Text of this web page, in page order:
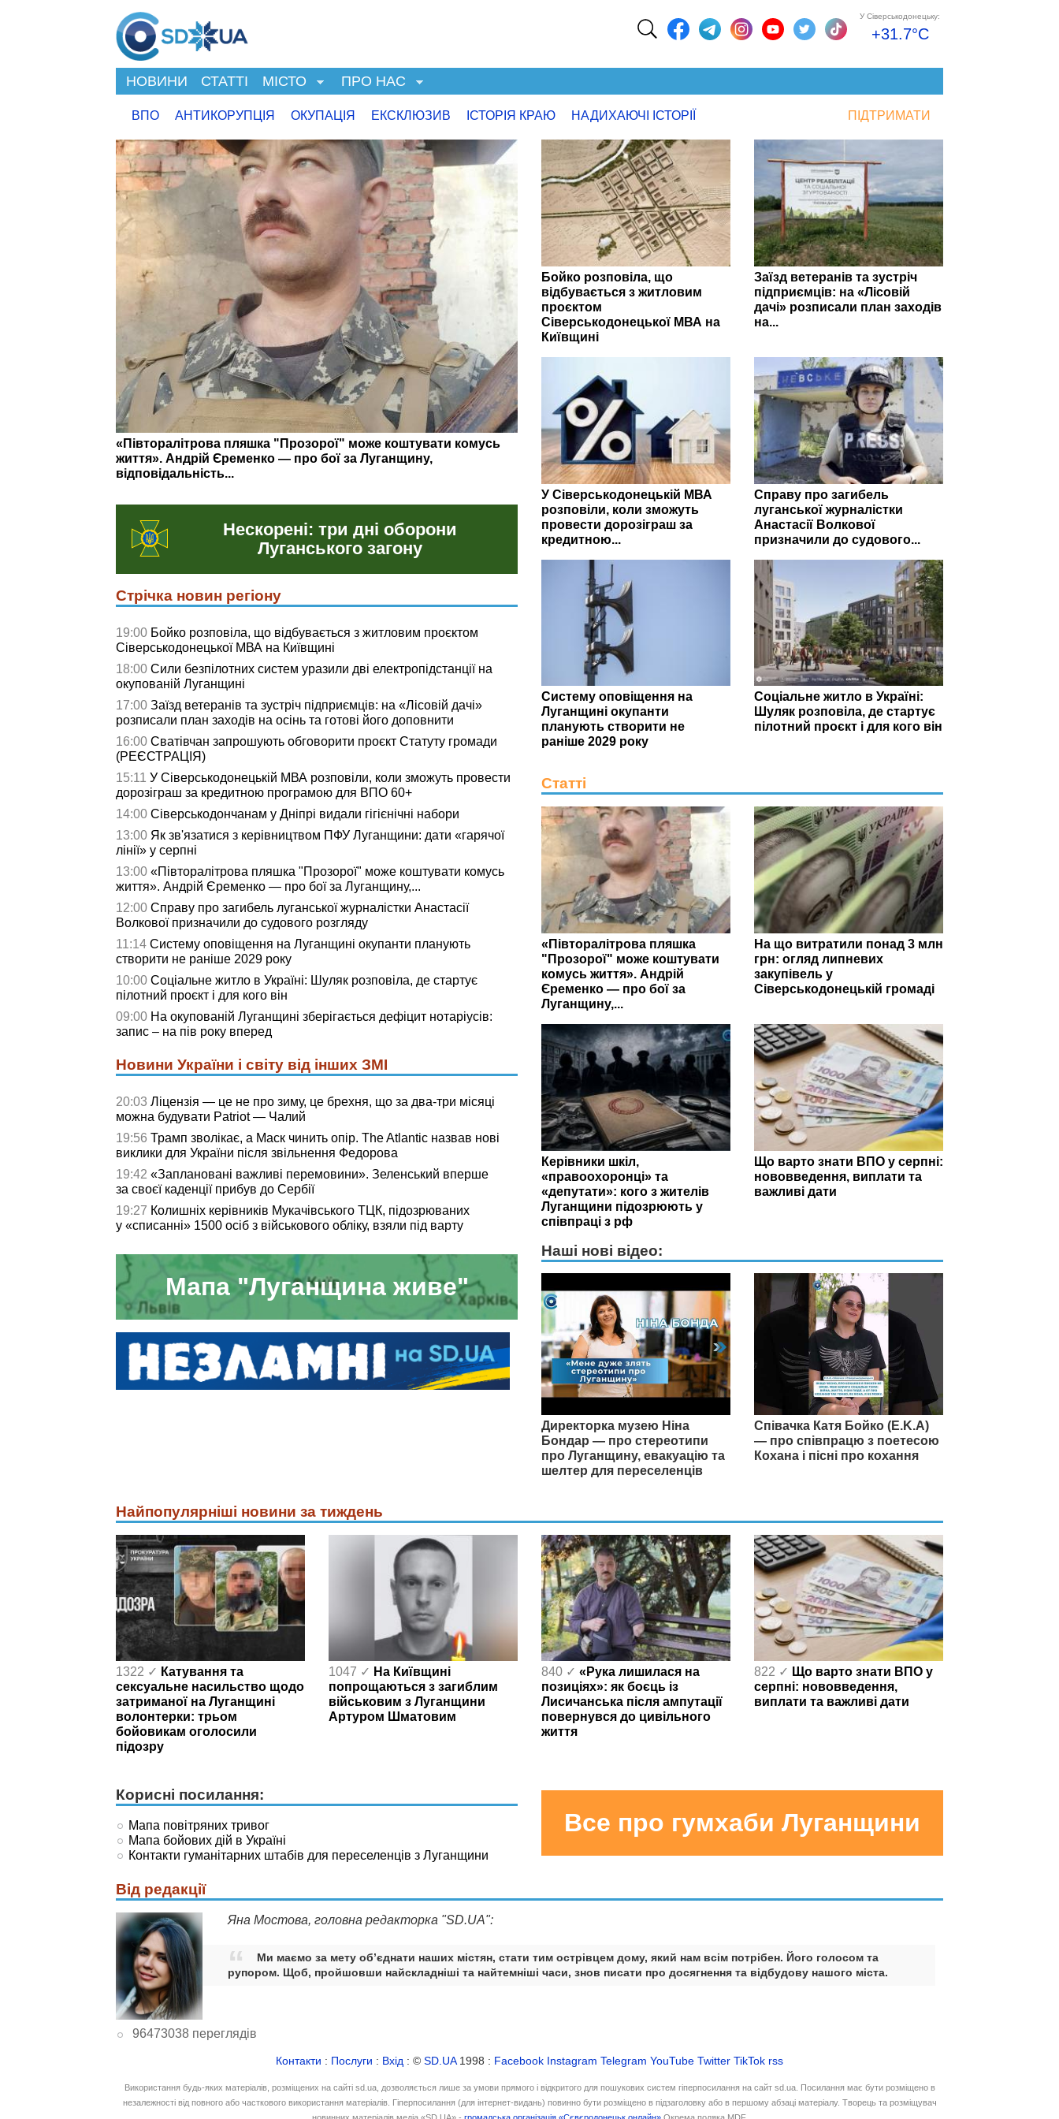
У Сіверськодонецьку:
+31.7°C
НОВИНИ СТАТТІ МІСТО ПРО НАС
ВПО АНТИКОРУПЦІЯ ОКУПАЦІЯ ЕКСКЛЮЗИВ ІСТОРІЯ КРАЮ НАДИХАЮЧІ ІСТОРІЇ ПІДТРИМАТИ
На що витратили понад 3 млн грн: огляд липневих закупівель
у Сіверськодонецькій громаді
Бойко розповіла, що
відбувається з житловим
проєктом
Сіверськодонецької МВА на
Київщині
Заїзд ветеранів та зустріч
підприємців: на «Лісовій
дачі» розписали план заходів
на...
У Сіверськодонецькій МВА
розповіли, коли зможуть
провести дорозіграш за
кредитною...
Справу про загибель
луганської журналістки
Анастасії Волкової
призначили до судового...
Систему оповіщення на
Луганщині окупанти
планують створити не
раніше 2029 року
Соціальне житло в Україні:
Шуляк розповіла, де стартує
пілотний проєкт і для кого він
Нескорені: три дні оборони
Луганського загону
Стрічка новин регіону
19:00 Бойко розповіла, що відбувається з житловим проєктом
Сіверськодонецької МВА на Київщині
18:00 Сили безпілотних систем уразили дві електропідстанції на
окупованій Луганщині
17:00 Заїзд ветеранів та зустріч підприємців: на «Лісовій дачі»
розписали план заходів на осінь та готові його доповнити
16:00 Сватівчан запрошують обговорити проєкт Статуту громади
(РЕЄСТРАЦІЯ)
15:11 У Сіверськодонецькій МВА розповіли, коли зможуть провести
дорозіграш за кредитною програмою для ВПО 60+
14:00 Сіверськодончанам у Дніпрі видали гігієнічні набори
13:00 Як зв'язатися з керівництвом ПФУ Луганщини: дати «гарячої
лінії» у серпні
13:00 «Півторалітрова пляшка "Прозорої" може коштувати комусь
життя». Андрій Єременко — про бої за Луганщину,...
12:00 Справу про загибель луганської журналістки Анастасії
Волкової призначили до судового розгляду
11:14 Систему оповіщення на Луганщині окупанти планують
створити не раніше 2029 року
10:00 Соціальне житло в Україні: Шуляк розповіла, де стартує
пілотний проєкт і для кого він
09:00 На окупованій Луганщині зберігається дефіцит нотаріусів:
запис – на пів року вперед
Статті
«Півторалітрова пляшка
"Прозорої" може коштувати
комусь життя». Андрій
Єременко — про бої за
Луганщину,...
На що витратили понад 3 млн
грн: огляд липневих
закупівель у
Сіверськодонецькій громаді
Керівники шкіл,
«правоохоронці» та
«депутати»: кого з жителів
Луганщини підозрюють у
співпраці з рф
Що варто знати ВПО у серпні:
нововведення, виплати та
важливі дати
Наші нові відео:
Директорка музею Ніна
Бондар — про стереотипи
про Луганщину, евакуацію та
шелтер для переселенців
Співачка Катя Бойко (E.K.A)
— про співпрацю з поетесою
Кохана і пісні про кохання
Новини України і світу від інших ЗМІ
20:03 Ліцензія — це не про зиму, це брехня, що за два-три місяці
можна будувати Patriot — Чалий
19:56 Трамп зволікає, а Маск чинить опір. The Atlantic назвав нові
виклики для України після звільнення Федорова
19:42 «Заплановані важливі перемовини». Зеленський вперше
за своєї каденції прибув до Сербії
19:27 Колишніх керівників Мукачівського ТЦК, підозрюваних
у «списанні» 1500 осіб з військового обліку, взяли під варту
Мапа "Луганщина живе"
Найпопулярніші новини за тиждень
1322 ✓ Катування та
сексуальне насильство щодо
затриманої на Луганщині
волонтерки: трьом
бойовикам оголосили
підозру
1047 ✓ На Київщині
попрощаються з загиблим
військовим з Луганщини
Артуром Шматовим
840 ✓ «Рука лишилася на
позиціях»: як боєць із
Лисичанська після ампутації
повернувся до цивільного
життя
822 ✓ Що варто знати ВПО у
серпні: нововведення,
виплати та важливі дати
Корисні посилання:
Мапа повітряних тривог
Мапа бойових дій в Україні
Контакти гуманітарних штабів для переселенців з Луганщини
Все про гумхаби Луганщини
Від редакції
Яна Мостова, головна редакторка "SD.UA":
Ми маємо за мету об’єднати наших містян, стати тим острівцем дому, який нам всім потрібен. Його голосом та
рупором. Щоб, пройшовши найскладніші та найтемніші часи, знов писати про досягнення та відбудову нашого міста.
96473038 переглядів
Контакти : Послуги : Вхід : © SD.UA1998 : Facebook Instagram Telegram YouTube Twitter TikTok rss
Використання будь-яких матеріалів, розміщених на сайті sd.ua, дозволяється лише за умови прямого і відкритого для пошукових систем гіперпосилання на сайт sd.ua. Посилання має бути розміщено в
незалежності від повного або часткового використання матеріалів. Гіперпосилання (для інтернет-видань) повинно бути розміщено в підзаголовку або в першому абзаці матеріалу. Творець та розміщувач